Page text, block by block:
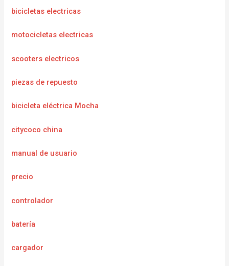
bicicletas electricas
motocicletas electricas
scooters electricos
piezas de repuesto
bicicleta eléctrica Mocha
citycoco china
manual de usuario
precio
controlador
batería
cargador